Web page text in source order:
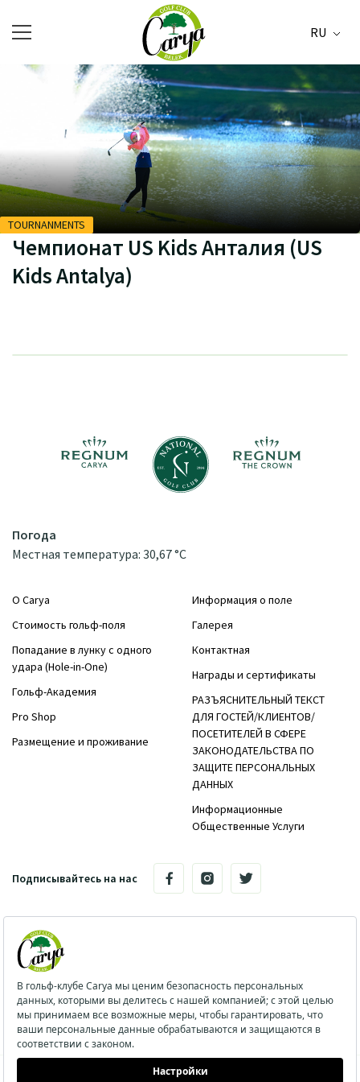
RU
TOURNANMENTS
Чемпионат US Kids Анталия (US
Kids Antalya)
Погода
Местная температура: 30,67 °C
О Carya
Стоимость гольф-поля
Попадание в лунку с одного
удара (Hole-in-One)
Гольф-Академия
Pro Shop
Размещение и проживание
Информация о поле
Галерея
Контактная
Награды и сертификаты
РАЗЪЯСНИТЕЛЬНЫЙ ТЕКСТ
ДЛЯ ГОСТЕЙ/КЛИЕНТОВ/
ПОСЕТИТЕЛЕЙ В СФЕРЕ
ЗАКОНОДАТЕЛЬСТВА ПО
ЗАЩИТЕ ПЕРСОНАЛЬНЫХ
ДАННЫХ
Информационные
Общественные Услуги
Подписывайтесь на нас
Поселок Кадрие, Белек 07500, район Серик, провинция
Анталия / Турция
info@caryagolf.com
TEL:+90 242 710 34 34
Fax: +90 242 725 62 00